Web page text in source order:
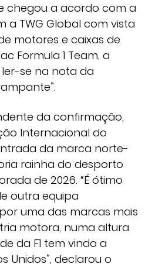
chegou a acordo com a
a TWG Global com vista
motores e caixas de
Formula 1 Team, a
ler-se na nota da
da confirmação,
Internacional do
da marca norte-
rainha do desporto
de 2026. “É ótimo
outra equipa
uma das marcas mais
motora, numa altura
da F1 tem vindo a
Unidos”, declarou o